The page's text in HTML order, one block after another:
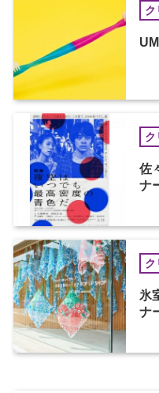
ク
ク
佐
ナ
ク
氷
ナ